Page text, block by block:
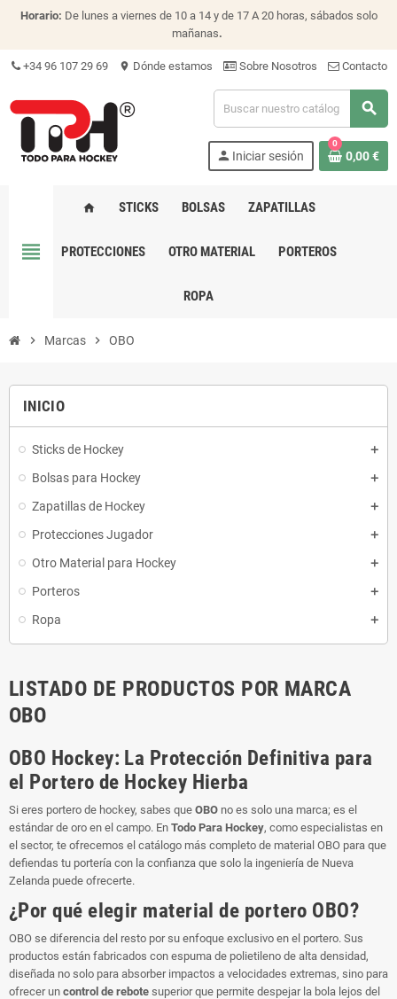
Horario: De lunes a viernes de 10 a 14 y de 17 A 20 horas, sábados solo
mañanas.
+34 96 107 29 69 location_on Dónde estamos Sobre Nosotros Contacto
search
person Iniciar sesión
0
0,00 €
view_headline
home STICKS BOLSAS ZAPATILLAS
PROTECCIONES OTRO MATERIAL PORTEROS
ROPA
chevron_right Marcas chevron_right OBO
INICIO
Sticks de Hockey
Bolsas para Hockey
Zapatillas de Hockey
Protecciones Jugador
Otro Material para Hockey
Porteros
Ropa
LISTADO DE PRODUCTOS POR MARCA
OBO
OBO Hockey: La Protección Definitiva para
el Portero de Hockey Hierba
Si eres portero de hockey, sabes que OBO no es solo una marca; es el
estándar de oro en el campo. En Todo Para Hockey, como especialistas en
el sector, te ofrecemos el catálogo más completo de material OBO para que
defiendas tu portería con la confianza que solo la ingeniería de Nueva
Zelanda puede ofrecerte.
¿Por qué elegir material de portero OBO?
OBO se diferencia del resto por su enfoque exclusivo en el portero. Sus
productos están fabricados con espuma de polietileno de alta densidad,
diseñada no solo para absorber impactos a velocidades extremas, sino para
ofrecer un control de rebote superior que permite despejar la bola lejos del